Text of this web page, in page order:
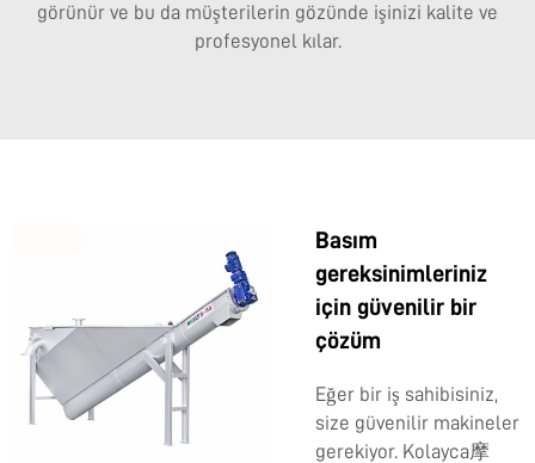
görünür ve bu da müşterilerin gözünde işinizi kalite ve
profesyonel kılar.
Basım
gereksinimleriniz
için güvenilir bir
çözüm
Eğer bir iş sahibisiniz,
size güvenilir makineler
gerekiyor. Kolayca摩